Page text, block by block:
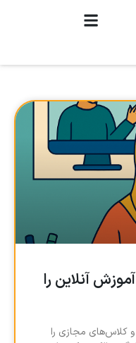
آنلاین را
و کلاس‌های مجازی را